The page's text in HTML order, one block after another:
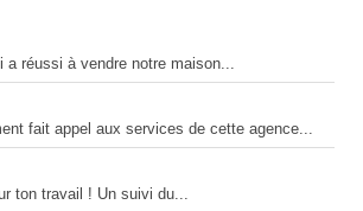
a réussi à vendre notre maison...
fait appel aux services de cette agence...
ton travail ! Un suivi du...